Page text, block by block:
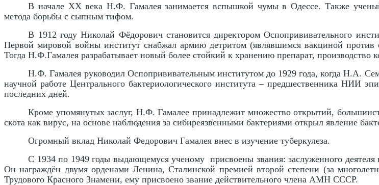
В начале ХХ века Н.Ф. Гамалея занимается вспышкой чумы в Одессе. Также
метода борьбы с сыпным тифом.
В 1912 году Николай Фёдорович становится директором Оспопрививательного
Первой мировой войны институт снабжал армию детритом (являвшимся вакциной против
Тогда Н.Ф.Гамалея разрабатывает новый более стойкий к хранению препарат, производство
Н.Ф. Гамалея руководил Оспопрививательным институтом до 1929 года, когда Н.А.
научной работе Центрального бактериологического института – предшественника НИИ
последних дней.
Кроме упомянутых заслуг, Н.Ф. Гамалее принадлежит множество открытий,
скота как вирус, на основе наблюдения за сибиреязвенными бактериями открыл явление
Огромный вклад Николай Федорович Гамалея внес в изучение туберкулеза.
С 1934 по 1949 годы выдающемуся ученому присвоены звания: заслуженного
Он награждён двумя орденами Ленина, Сталинской премией второй степени (за
Трудового Красного Знамени, ему присвоено звание действительного члена АМН СССР.